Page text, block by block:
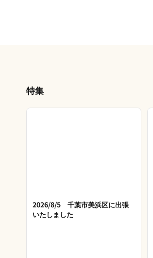
特集
2026/8/5 千葉市美浜区に出張
いたしました